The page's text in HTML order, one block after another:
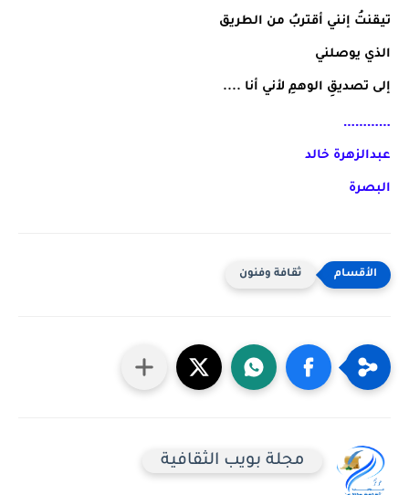
تيقنتُ إنني أقتربُ من الطريق
الذي يوصلني
إلى تصديقِ الوهمِ لأني أنا ....
…………
عبدالزهرة خالد
البصرة
ثقافة وفنون
مجلة بويب الثقافية